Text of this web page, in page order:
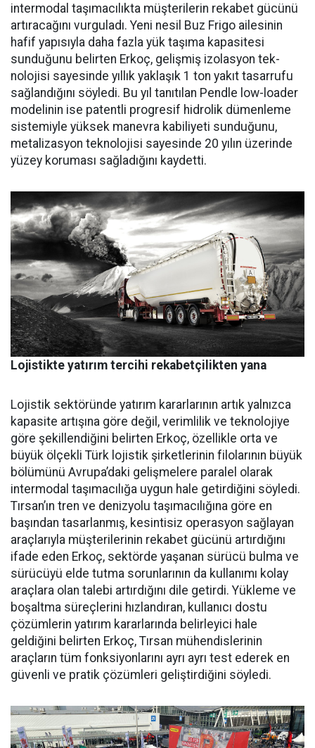
intermodal taşımacılıkta müşterilerin reka­bet gücünü
artıracağını vurgula­dı. Yeni nesil Buz Frigo ailesinin
hafif yapısıyla daha fazla yük ta­şıma kapasitesi
sunduğunu belir­ten Erkoç, gelişmiş izolasyon tek­
nolojisi sayesinde yıllık yaklaşık 1 ton yakıt tasarrufu
sağlandığı­nı söyledi. Bu yıl tanıtılan Pendle low-loader
modelinin ise patent­li progresif hidrolik dümenleme
sistemiyle yüksek manevra kabi­liyeti sunduğunu,
metalizasyon teknolojisi sayesinde 20 yılın üze­rinde
yüzey koruması sağladığını kaydetti.
Lojistikte yatırım tercihi rekabetçilikten yana
Lojistik sektöründe yatırım ka­rarlarının artık yalnızca
kapasi­te artışına göre değil, verimlilik ve teknolojiye
göre şekillendiği­ni belirten Erkoç, özellikle orta ve
büyük ölçekli Türk lojistik şirket­lerinin filolarının büyük
bölümü­nü Avrupa’daki gelişmelere para­lel olarak
intermodal taşımacılı­ğa uygun hale getirdiğini söyledi.
Tırsan’ın tren ve denizyolu taşı­macılığına göre en
başından ta­sarlanmış, kesintisiz operasyon sağlayan
araçlarıyla müşterile­rinin rekabet gücünü artırdığını
ifade eden Erkoç, sektörde yaşa­nan sürücü bulma ve
sürücüyü el­de tutma sorunlarının da kullanı­mı kolay
araçlara olan talebi ar­tırdığını dile getirdi. Yükleme ve
boşaltma süreçlerini hızlandıran, kullanıcı dostu
çözümlerin yatı­rım kararlarında belirleyici hale
geldiğini belirten Erkoç, Tırsan mühendislerinin
araçların tüm fonksiyonlarını ayrı ayrı test ede­rek en
güvenli ve pratik çözümleri geliştirdiğini söyledi.